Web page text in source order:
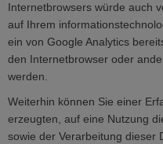
Internetbrowsers würde auch
auf Ihrem
ein von Google Analytics
den Internetbrowser oder
werden.
Weiterhin können Sie einer
erzeugten, auf eine Nutzung
sowie der Verarbeitung dieser